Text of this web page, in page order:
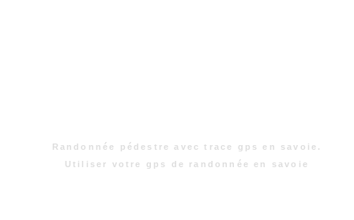
Randonnée pédestre avec trace gps en savoie.
Utiliser votre gps de randonnée en savoie